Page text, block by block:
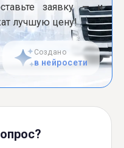
заявку — и
лучшую цену!
Создано
в нейросети